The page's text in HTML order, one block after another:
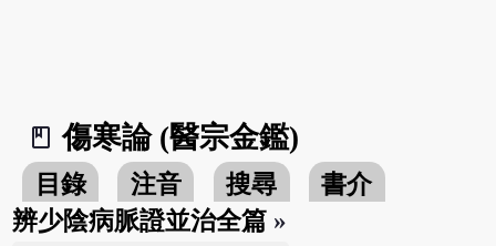
book_2
傷寒論 (醫宗金鑑)
目錄 注音 搜尋
書介
辨少陰病脈證並治全篇 »